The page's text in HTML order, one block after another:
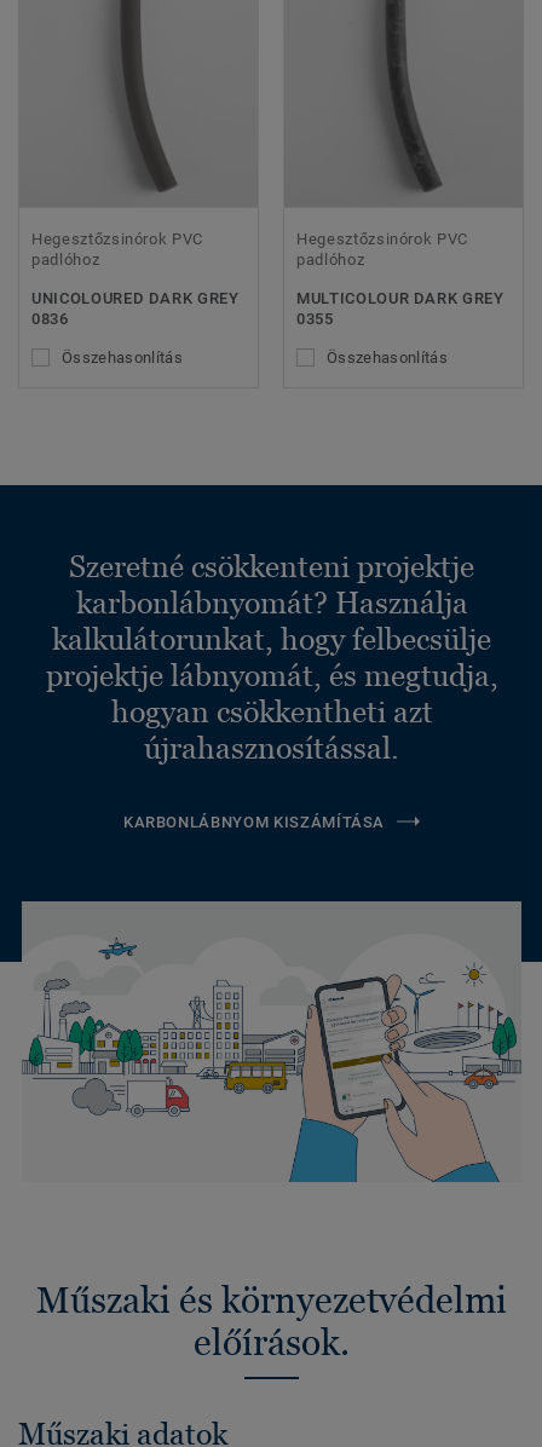
Hegesztőzsinórok PVC
padlóhoz
UNICOLOURED DARK GREY
0836
Összehasonlítás
Hegesztőzsinórok PVC
padlóhoz
MULTICOLOUR DARK GREY
0355
Összehasonlítás
Szeretné csökkenteni projektje
karbonlábnyomát? Használja
kalkulátorunkat, hogy felbecsülje
projektje lábnyomát, és megtudja,
hogyan csökkentheti azt
újrahasznosítással.
KARBONLÁBNYOM KISZÁMÍTÁSA
Műszaki és környezetvédelmi
előírások.
Műszaki adatok